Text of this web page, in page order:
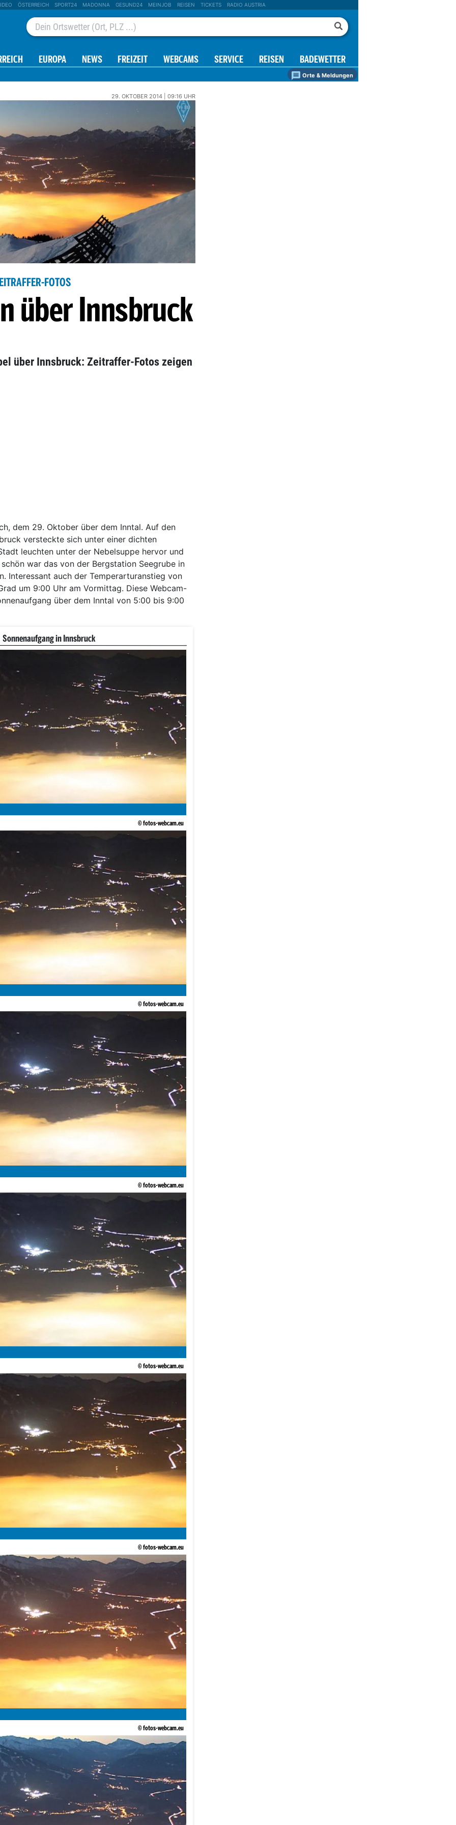
ÖSTERREICH SPORT24 MADONNA GESUND24 MEINJOB REISEN TICKETS RADIO AUSTRIA
EUROPA NEWS FREIZEIT WEBCAMS SERVICE REISEN BADEWETTER
Orte & Meldungen
29. OKTOBER 2014 | 09:16 UHR
FOTOS
über Innsbruck
über Innsbruck: Zeitraffer-Fotos zeigen
dem 29. Oktober über dem Inntal. Auf den
versteckte sich unter einer dichten
leuchten unter der Nebelsuppe hervor und
war das von der Bergstation Seegrube in
Interessant auch der Temperarturanstieg von
um 9:00 Uhr am Vormittag. Diese Webcam-
über dem Inntal von 5:00 bis 9:00
Sonnenaufgang in Innsbruck
© fotos-webcam.eu
© fotos-webcam.eu
© fotos-webcam.eu
© fotos-webcam.eu
© fotos-webcam.eu
© fotos-webcam.eu